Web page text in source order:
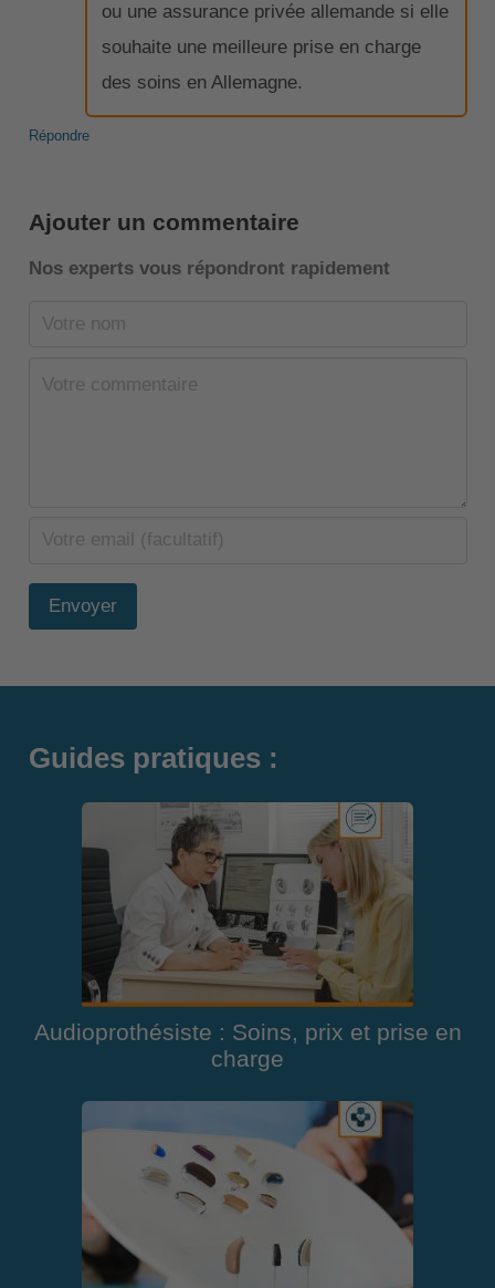
ou une assurance privée allemande si elle
souhaite une meilleure prise en charge
des soins en Allemagne.
Répondre
Ajouter un commentaire
Nos experts vous répondront rapidement
Envoyer
Guides pratiques :
Audioprothésiste : Soins, prix et prise en
charge